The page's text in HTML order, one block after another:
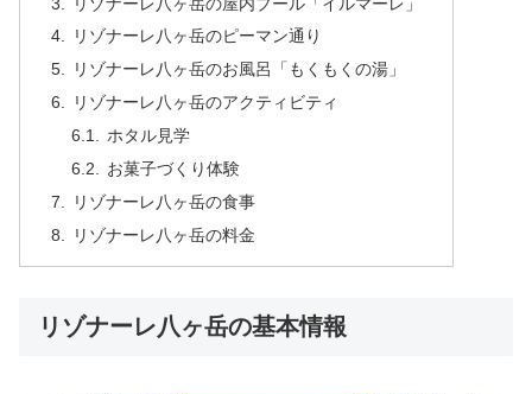
リゾナーレ八ヶ岳のピーマン通り
リゾナーレ八ヶ岳のお風呂「もくもくの湯」
リゾナーレ八ヶ岳のアクティビティ
ホタル見学
お菓子づくり体験
リゾナーレ八ヶ岳の食事
リゾナーレ八ヶ岳の料金
リゾナーレ八ヶ岳の基本情報